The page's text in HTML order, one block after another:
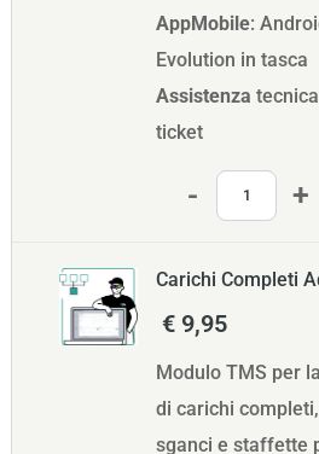
AppMobile:
Evolution in tasca
Assistenza
ticket
Carichi Completi
€ 9,95
Modulo TMS per
di carichi
sganci e staffette